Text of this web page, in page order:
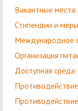
Вакантные
Стипендии и
Международное
Организация
Доступная среда